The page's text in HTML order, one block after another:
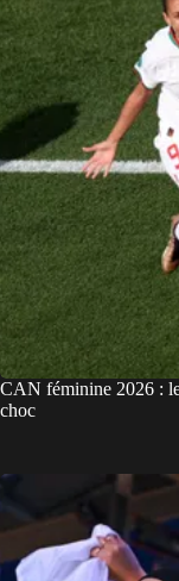
CAN féminine 2026 :
choc